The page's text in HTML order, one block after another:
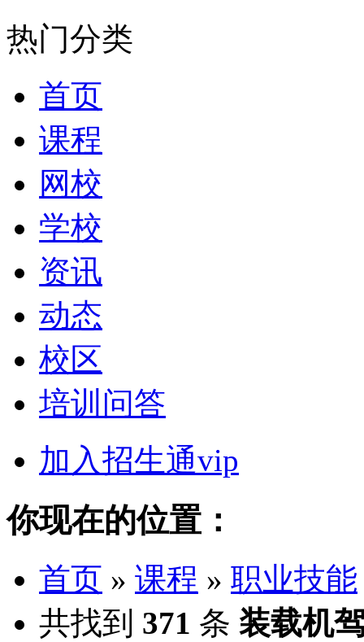
热门分类
首页
课程
网校
学校
资讯
动态
校区
培训问答
加入招生通vip
你现在的位置：
首页 » 课程 » 职业技能
共找到 371 条 装载机